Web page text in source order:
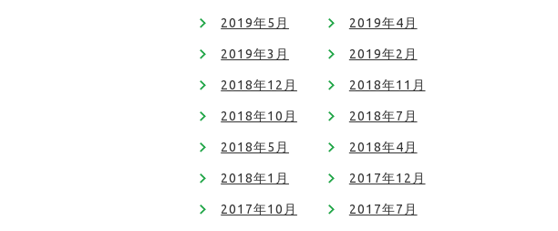
2019年5月 2019年4月
2019年3月 2019年2月
2018年12月 2018年11月
2018年10月 2018年7月
2018年5月 2018年4月
2018年1月 2017年12月
2017年10月 2017年7月